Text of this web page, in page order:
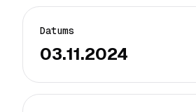
Datums
03.11.2024